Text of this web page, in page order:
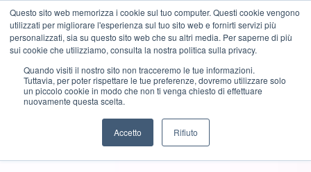
Questo sito web memorizza i cookie sul tuo computer. Questi cookie vengono
utilizzati per migliorare l'esperienza sul tuo sito web e fornirti servizi più
personalizzati, sia su questo sito web che su altri media. Per saperne di più
sui cookie che utilizziamo, consulta la nostra politica sulla privacy.
Quando visiti il ​​nostro sito non tracceremo le tue informazioni.
Tuttavia, per poter rispettare le tue preferenze, dovremo utilizzare solo
un piccolo cookie in modo che non ti venga chiesto di effettuare
nuovamente questa scelta.
Accetto Rifiuto